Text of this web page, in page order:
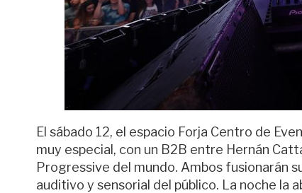
El sábado 12, el espacio Forja Centro de
muy especial, con un B2B entre Hernán
Progressive del mundo. Ambos fusionarán
auditivo y sensorial del público. La noche la